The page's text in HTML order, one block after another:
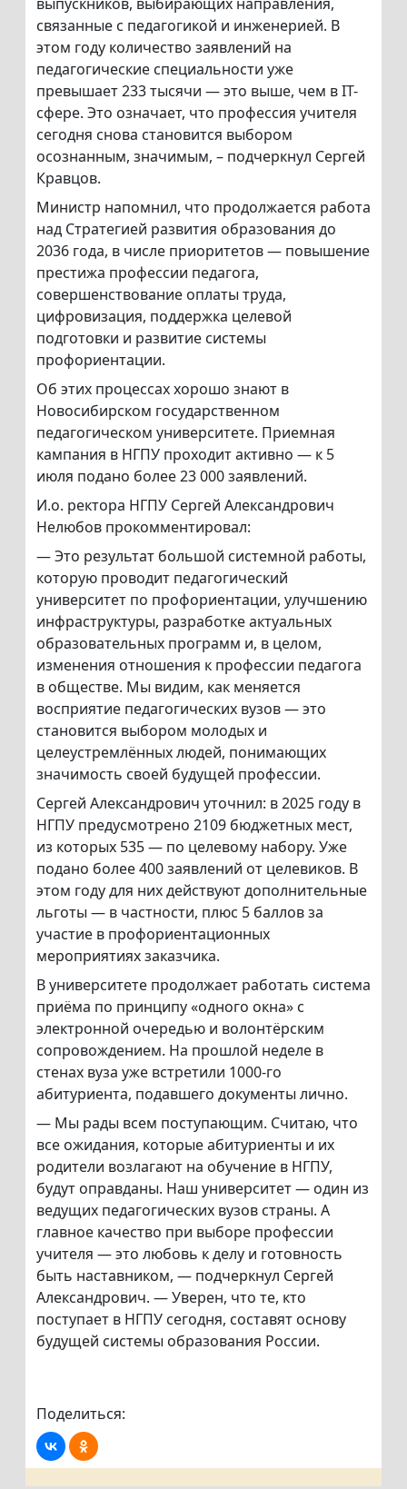
связанные с педагогикой и инженерией. В
этом году количество заявлений на
педагогические специальности уже
превышает 233 тысячи — это выше, чем в IT-
сфере. Это означает, что профессия учителя
сегодня снова становится выбором
осознанным, значимым, – подчеркнул Сергей
Кравцов.
Министр напомнил, что продолжается работа
над Стратегией развития образования до
2036 года, в числе приоритетов — повышение
престижа профессии педагога,
совершенствование оплаты труда,
цифровизация, поддержка целевой
подготовки и развитие системы
профориентации.
Об этих процессах хорошо знают в
Новосибирском государственном
педагогическом университете. Приемная
кампания в НГПУ проходит активно — к 5
июля подано более 23 000 заявлений.
И.о. ректора НГПУ Сергей Александрович
Нелюбов прокомментировал:
— Это результат большой системной работы,
которую проводит педагогический
университет по профориентации, улучшению
инфраструктуры, разработке актуальных
образовательных программ и, в целом,
изменения отношения к профессии педагога
в обществе. Мы видим, как меняется
восприятие педагогических вузов — это
становится выбором молодых и
целеустремлённых людей, понимающих
значимость своей будущей профессии.
Сергей Александрович уточнил: в 2025 году в
НГПУ предусмотрено 2109 бюджетных мест,
из которых 535 — по целевому набору. Уже
подано более 400 заявлений от целевиков. В
этом году для них действуют дополнительные
льготы — в частности, плюс 5 баллов за
участие в профориентационных
мероприятиях заказчика.
В университете продолжает работать система
приёма по принципу «одного окна» с
электронной очередью и волонтёрским
сопровождением. На прошлой неделе в
стенах вуза уже встретили 1000-го
абитуриента, подавшего документы лично.
— Мы рады всем поступающим. Считаю, что
все ожидания, которые абитуриенты и их
родители возлагают на обучение в НГПУ,
будут оправданы. Наш университет — один из
ведущих педагогических вузов страны. А
главное качество при выборе профессии
учителя — это любовь к делу и готовность
быть наставником, — подчеркнул Сергей
Александрович. — Уверен, что те, кто
поступает в НГПУ сегодня, составят основу
будущей системы образования России.
Поделиться: